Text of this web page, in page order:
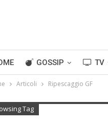
GOSSIP TV
Articoli Ripescaggio GF
Tag